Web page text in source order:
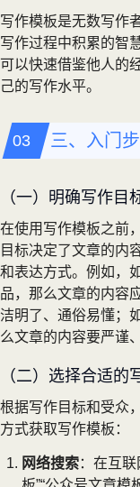
写作模板是无数写作
写作过程中积累的智
可以快速借鉴他人的
己的写作水平。
三、入门
（一）明确写作目
在使用写作模板之前
目标决定了文章的内
和表达方式。例如，
品，那么文章的内容
洁明了、通俗易懂；
么文章的内容要严谨
（二）选择合适的
根据写作目标和受众
方式获取写作模板：
网络搜索：在互